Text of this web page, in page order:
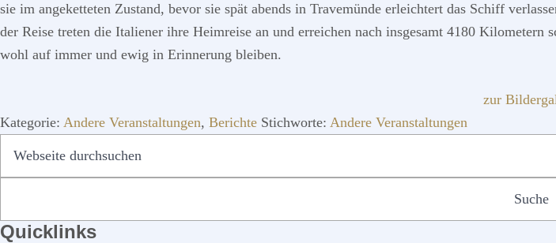
sie im angeketteten Zustand, bevor sie spät abends in Travemünde erleichtert das Schiff
der Reise treten die Italiener ihre Heimreise an und erreichen nach insgesamt 4180
wohl auf immer und ewig in Erinnerung bleiben.
zur
Kategorie: Andere Veranstaltungen, Berichte Stichworte: Andere Veranstaltungen
SEITENSPALTE
Quicklinks